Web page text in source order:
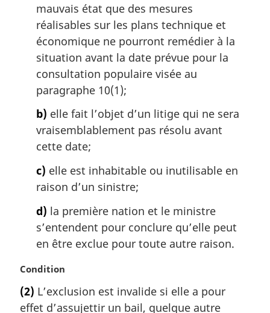
mauvais état que des mesures
réalisables sur les plans technique et
économique ne pourront remédier à la
situation avant la date prévue pour la
consultation populaire visée au
paragraphe 10(1);
b) elle fait l’objet d’un litige qui ne sera
vraisemblablement pas résolu avant
cette date;
c) elle est inhabitable ou inutilisable en
raison d’un sinistre;
d) la première nation et le ministre
s’entendent pour conclure qu’elle peut
en être exclue pour toute autre raison.
N
t
e
Condition
(2) L’exclusion est invalide si elle a pour
effet d’assujettir un bail, quelque autre